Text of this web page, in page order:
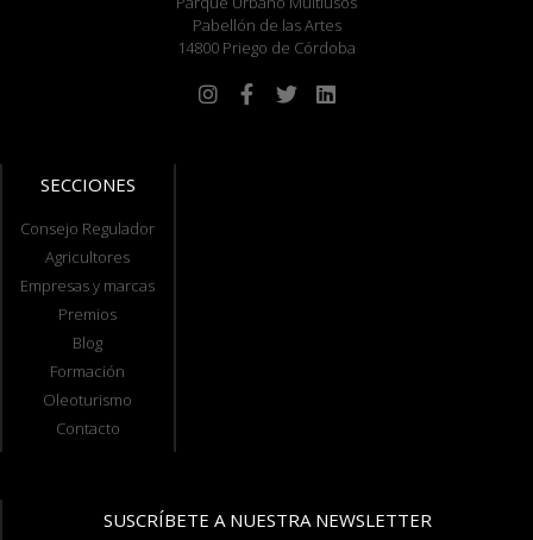
Pabellón de las Artes
14800 Priego de Córdoba
SECCIONES
Consejo Regulador
Agricultores
Empresas y marcas
Premios
Blog
Formación
Oleoturismo
Contacto
SUSCRÍBETE A NUESTRA NEWSLETTER